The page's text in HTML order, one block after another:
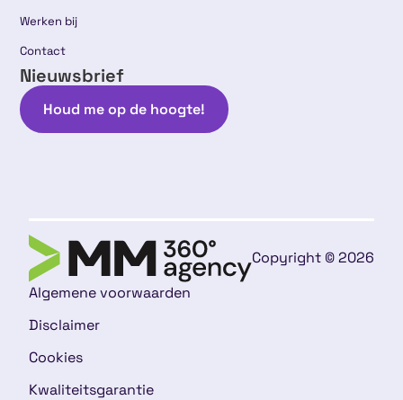
Werken bij
Contact
Nieuwsbrief
Houd me op de hoogte!
Copyright © 2026
Algemene voorwaarden
Disclaimer
Cookies
Kwaliteitsgarantie